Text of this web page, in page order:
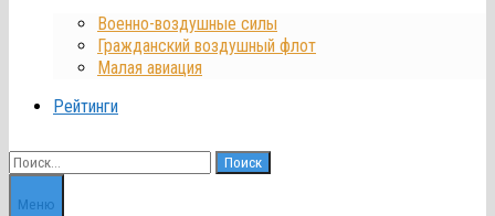
Военно-воздушные силы
Гражданский воздушный флот
Малая авиация
Рейтинги
Найти:
Меню